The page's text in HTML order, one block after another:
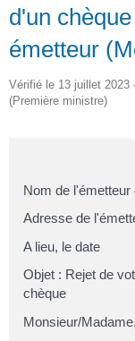
d'un
émetteur
Vérifié le 13 juillet 2023
(Première ministre)
Nom de l'émetteur
Adresse de
A lieu, le date
Objet : Rejet de
chèque
Monsieur/Madame,